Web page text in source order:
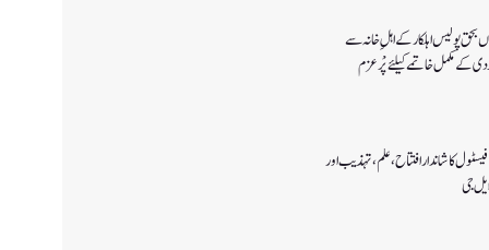
بحق پولیس اہلکار کے اہلِ خانہ سے
کے مکمل خاتمے کیلئے پْرعزم
کا شاندار افتتاح،علم، تہذیب اور
جی